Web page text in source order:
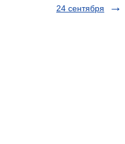
24 сентября